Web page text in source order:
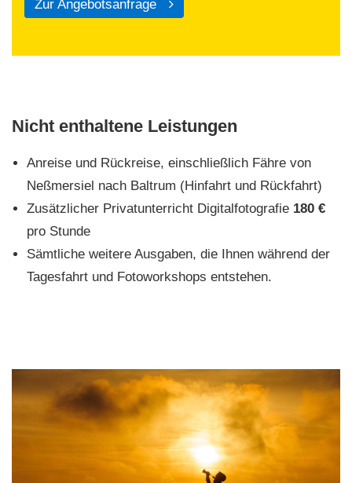
Zur Angebotsanfrage
Nicht enthaltene Leistungen
Anreise und Rückreise, einschließlich Fähre von
Neßmersiel nach Baltrum (Hinfahrt und Rückfahrt)
Zusätzlicher Privatunterricht Digitalfotografie 180 €
pro Stunde
Sämtliche weitere Ausgaben, die Ihnen während der
Tagesfahrt und Fotoworkshops entstehen.